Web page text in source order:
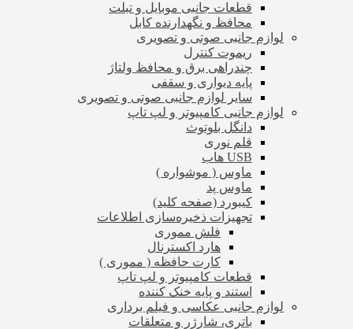
قطعات جانبی موبایل و تبلت
محافظ و نگهدارنده کابل
لوازم جانبی صوتی و تصویری
ریموت کنترل
چندراهی برق و محافظ ولتاژ
پایه دیواری و سقفی
سایر لوازم جانبی صوتی و تصویری
لوازم جانبی کامپیوتر و لپ تاپ
دانگل بلوتوث
قلم نوری
USB هاب
ماوس ( موشواره )
ماوس پد
کیبورد (صفحه کلید)
تجهیزات ذخیره‌سازی اطلاعات
فلش مموری
هارد اکسترنال
کارت حافظه ( مموری )
قطعات کامپیوتر و لپ تاپ
استند و پایه خنک کننده
لوازم جانبی عکاسی و فیلم برداری
باتری، شارژر و متعلقات